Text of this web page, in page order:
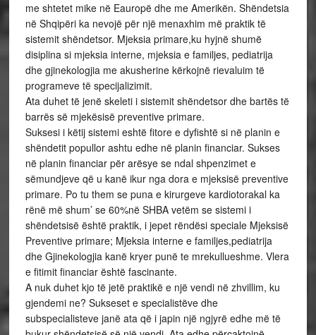
me shtetet mike në Eauropë dhe me Amerikën. Shëndetsia
në Shqipëri ka nevojë për një menaxhim më praktik të
sistemit shëndetsor. Mjeksia primare,ku hyjnë shumë
disiplina si mjeksia interne, mjeksia e familjes, pediatrija
dhe gjinekologjia me akusherine kërkojnë rievaluim të
programeve të specijalizimit.
Ata duhet të jenë skeleti i sistemit shëndetsor dhe bartës të
barrës së mjekësisë preventive primare.
Suksesi i këtij sistemi eshtë fitore e dyfishtë si në planin e
shëndetit popullor ashtu edhe në planin financiar. Sukses
në planin financiar për arësye se ndal shpenzimet e
sëmundjeve që u kanë ikur nga dora e mjeksisë preventive
primare. Po tu them se puna e kirurgeve kardiotorakal ka
rënë më shum’ se 60%në SHBA vetëm se sistemi i
shëndetsisë është praktik, i jepet rëndësi speciale Mjeksisë
Preventive primare; Mjeksia interne e familjes,pediatrija
dhe Gjinekologjia kanë kryer punë te mrekullueshme. Vlera
e fitimit financiar është fascinante.
A nuk duhet kjo të jetë praktikë e një vendi në zhvillim, ku
gjendemi ne? Sukseset e specialistëve dhe
subspecialisteve janë ata që i japin një ngjyrë edhe më të